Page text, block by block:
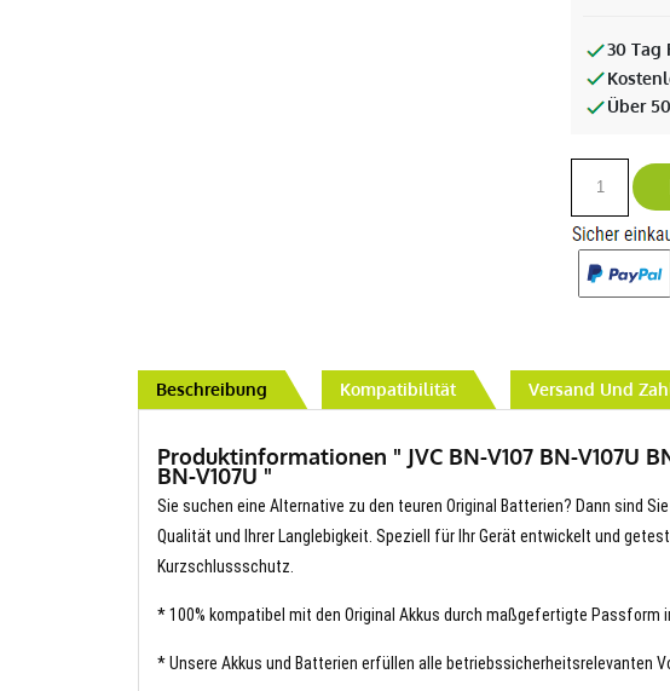
30 Tag
Über
Beschreibung Kompatibilität Versand Und
Produktinformationen " JVC BN-V107 BN-V107U
BN-V107U "
Sie suchen eine Alternative zu den teuren Original Batterien? Dann sind
Qualität und Ihrer Langlebigkeit. Speziell für Ihr Gerät entwickelt und
Kurzschlussschutz.
* 100% kompatibel mit den Original Akkus durch maßgefertigte Passform
* Unsere Akkus und Batterien erfüllen alle betriebssicherheitsrelevanten